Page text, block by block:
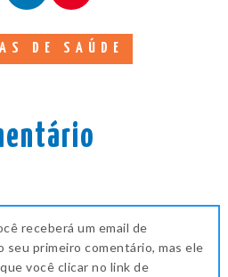
DE SAÚDE
receberá um email de
seu primeiro comentário, mas ele
você clicar no link de